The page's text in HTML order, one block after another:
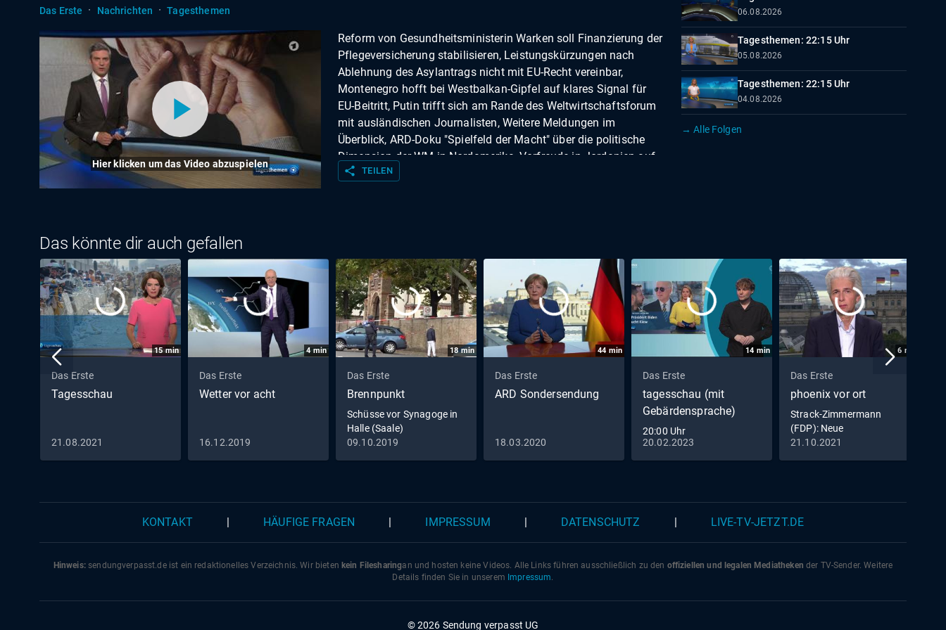
Das Erste · Nachrichten · Tagesthemen
Hier klicken um das Video abzuspielen
Reform von Gesundheitsministerin Warken soll Finanzierung der
Pflegeversicherung stabilisieren, Leistungskürzungen nach
Ablehnung des Asylantrags nicht mit EU-Recht vereinbar,
Montenegro hofft bei Westbalkan-Gipfel auf klares Signal für
EU-Beitritt, Putin trifft sich am Rande des Weltwirtschaftsforum
mit ausländischen Journalisten, Weitere Meldungen im
Überblick, ARD-Doku "Spielfeld der Macht" über die politische
Dimension der WM in Nordamerika, Vorfreude in Jordanien auf
erste WM-Teilnahme
share TEILEN
06.08.2026
Tagesthemen: 22:15 Uhr
05.08.2026
Tagesthemen: 22:15 Uhr
04.08.2026
→ Alle Folgen
Das könnte dir auch gefallen
15min
Das Erste
Tagesschau
21.08.2021
4min
Das Erste
Wetter vor acht
16.12.2019
18min
Das Erste
Brennpunkt
Schüsse vor Synagoge in
Halle (Saale)
09.10.2019
44 min
Das Erste
ARD Sondersendung
18.03.2020
14 min
Das Erste
tagesschau (mit
Gebärdensprache)
20:00 Uhr
20.02.2023
6 min
Das Erste
phoenix vor ort
Strack-Zimmermann
(FDP): Neue
Bundesregierung muss
21.10.2021
KONTAKT HÄUFIGE FRAGEN IMPRESSUM DATENSCHUTZ LIVE-TV-JETZT.DE
Hinweis:sendungverpasst.deist ein redaktionelles Verzeichnis. Wir bieten kein Filesharingan und hosten keine Videos. Alle Links führen ausschließlich zu den offiziellen und legalen Mediatheken der TV-Sender. Weitere
Details finden Sie in unserem Impressum.
© 2026 Sendung verpasst UG